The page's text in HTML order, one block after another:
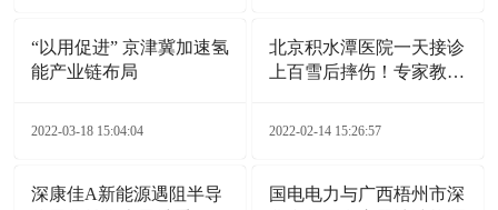
“以用促进” 京津冀加速氢
能产业链布局
2022-03-18 15:04:04
北京积水潭医院一天接诊
上百雪后摔伤！专家教您
2022-02-14 15:26:57
深康佳A新能源遇阻半导
国电电力与广西梧州市深